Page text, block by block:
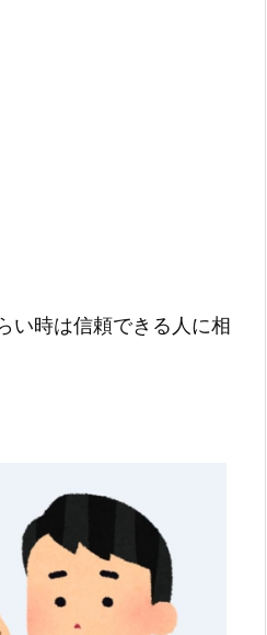
い時は信頼できる人に相